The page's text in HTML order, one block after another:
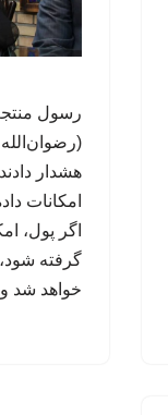
رسول
هشدار
امکانات
اگر پول،
گرفته
خواهد شد